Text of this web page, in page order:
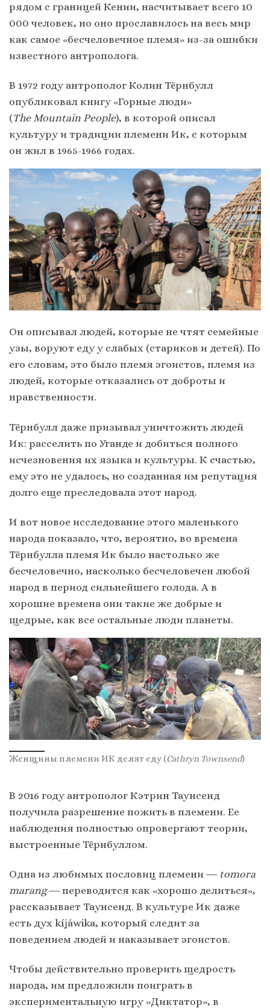
рядом с границей Кении, насчитывает всего 10
000 человек, но оно прославилось на весь мир
как самое «бесчеловечное племя» из-за ошибки
известного антрополога.
В 1972 году антрополог Колин Тёрнбулл
опубликовал книгу «Горные люди»
(The Mountain People), в которой опиcал
культуру и традиции племени Ик, с которым
он жил в 1965-1966 годах.
Он описывал людей, которые не чтят семейные
узы, воруют еду у слабых (стариков и детей). По
его словам, это было племя эгоистов, племя из
людей, которые отказались от доброты и
нравственности.
Тёрнбулл даже призывал уничтожить людей
Ик: расселить по Уганде и добиться полного
исчезновения их языка и культуры. К счастью,
ему это не удалось, но созданная им репутация
долго еще преследовала этот народ.
И вот новое исследование этого маленького
народа показало, что, вероятно, во времена
Тёрнбулла племя Ик было настолько же
бесчеловечно, насколько бесчеловечен любой
народ в период сильнейшего голода. А в
хорошие времена они такие же добрые и
щедрые, как все остальные люди планеты.
Женщины племени ИК делят еду (Cathryn Townsend)
В 2016 году антрополог Кэтрин Таунсенд
получила разрешение пожить в племени. Ее
наблюдения полностью опровергают теории,
выстроенные Тёрнбуллом.
Одна из любимых пословиц племени ― tomora
marang― переводится как «хорошо делиться»,
рассказывает Таунсенд. В культуре Ик даже
есть дух kíʝáwika, который следит за
поведением людей и наказывает эгоистов.
Чтобы действительно проверить щедрость
народа, им предложили поиграть в
экспериментальную игру «Диктатор», в